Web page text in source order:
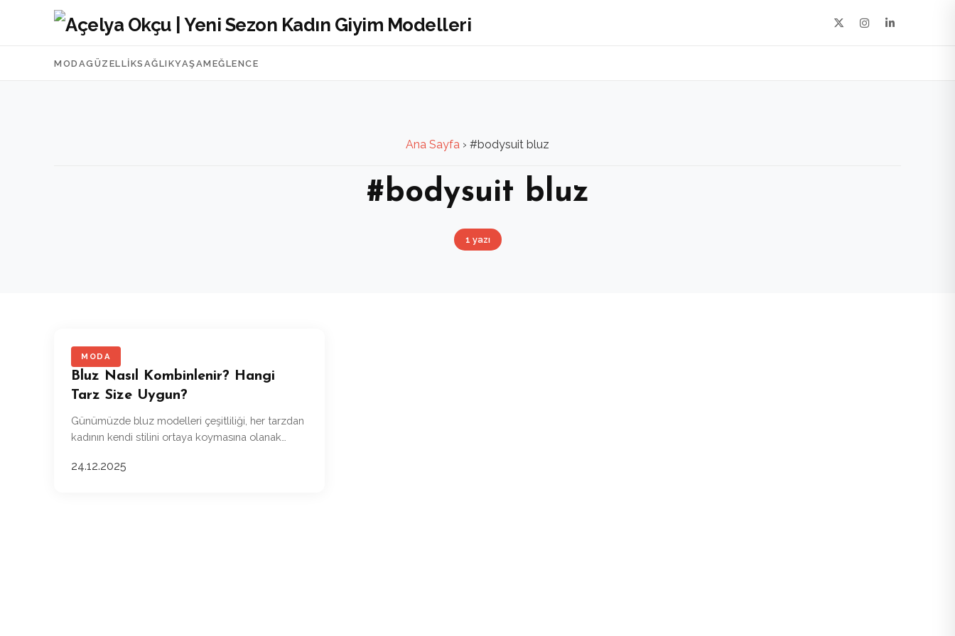
MODAGÜZELLIKSAĞLIKYAŞAM EĞLENCE
Ana Sayfa › #bodysuit bluz
#bodysuit bluz
1 yazı
MODA
Bluz Nasıl Kombinlenir? Hangi
Tarz Size Uygun?
Günümüzde bluz modelleri çeşitliliği, her tarzdan
kadının kendi stilini ortaya koymasına olanak
isteyin, ister günlük hayatta rahat ve modern bir
24.12.2025